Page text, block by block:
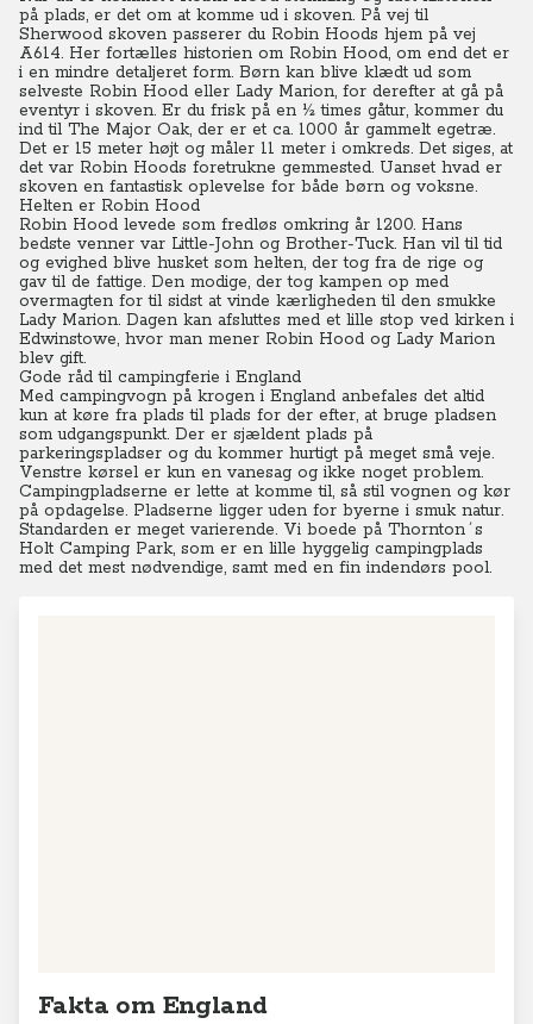
på plads, er det om at komme ud i skoven. På vej til
Sherwood skoven passerer du Robin Hoods hjem på vej
A614. Her fortælles historien om Robin Hood, om end det er
i en mindre detaljeret form. Børn kan blive klædt ud som
selveste Robin Hood eller Lady Marion, for derefter at gå på
eventyr i skoven. Er du frisk på en ½ times gåtur, kommer du
ind til The Major Oak, der er et ca. 1000 år gammelt egetræ.
Det er 15 meter højt og måler 11 meter i omkreds. Det siges, at
det var Robin Hoods foretrukne gemmested. Uanset hvad er
skoven en fantastisk oplevelse for både børn og voksne.
Helten er Robin Hood
Robin Hood levede som fredløs omkring år 1200. Hans
bedste venner var Little-John og Brother-Tuck. Han vil til tid
og evighed blive husket som helten, der tog fra de rige og
gav til de fattige. Den modige, der tog kampen op med
overmagten for til sidst at vinde kærligheden til den smukke
Lady Marion. Dagen kan afsluttes med et lille stop ved kirken i
Edwinstowe, hvor man mener Robin Hood og Lady Marion
blev gift.
Gode råd til campingferie i England
Med campingvogn på krogen i England anbefales det altid
kun at køre fra plads til plads for der efter, at bruge pladsen
som udgangspunkt. Der er sjældent plads på
parkeringspladser og du kommer hurtigt på meget små veje.
Venstre kørsel er kun en vanesag og ikke noget problem.
Campingpladserne er lette at komme til, så stil vognen og kør
på opdagelse. Pladserne ligger uden for byerne i smuk natur.
Standarden er meget varierende. Vi boede på Thornton´s
Holt Camping Park, som er en lille hyggelig campingplads
med det mest nødvendige, samt med en fin indendørs pool.
Fakta om England